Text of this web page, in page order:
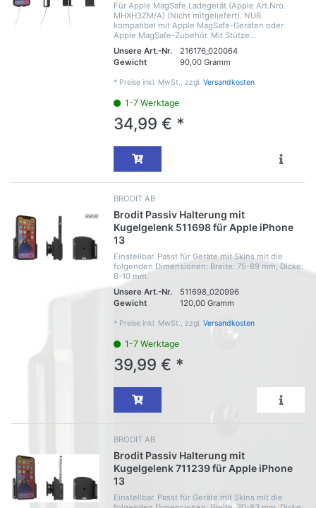
Für Apple MagSafe Ladegerät (Apple Art.Nro.
MHXH3ZM/A) (Nicht mitgeliefert). NUR
kompatibel mit Apple MagSafe-Geräten oder
Apple MagSafe-Zubehör. Mit Stütze...
Unsere Art.-Nr.
216176_020064
Gewicht
90,00 Gramm
* Preise inkl. MwSt., zzgl. Versandkosten
1-7 Werktage
34,99 € *
BRODIT AB
Brodit Passiv Halterung mit
Kugelgelenk 511698 für Apple iPhone
13
Einstellbar. Passt für Geräte mit Skins mit die
folgenden Dimensionen: Breite: 75-89 mm, Dicke:
6-10 mm.
Unsere Art.-Nr.
511698_020996
Gewicht
120,00 Gramm
* Preise inkl. MwSt., zzgl. Versandkosten
1-7 Werktage
39,99 € *
BRODIT AB
Brodit Passiv Halterung mit
Kugelgelenk 711239 für Apple iPhone
13
Einstellbar. Passt für Geräte mit Skins mit die